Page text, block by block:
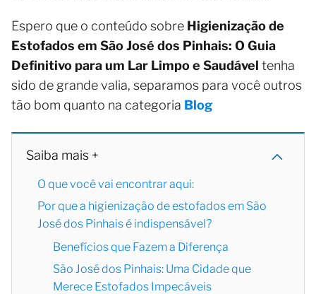
Espero que o conteúdo sobre Higienização de
Estofados em São José dos Pinhais: O Guia
Definitivo para um Lar Limpo e Saudável tenha
sido de grande valia, separamos para você outros
tão bom quanto na categoria Blog
Saiba mais +
O que você vai encontrar aqui:
Por que a higienização de estofados em São
José dos Pinhais é indispensável?
Benefícios que Fazem a Diferença
São José dos Pinhais: Uma Cidade que
Merece Estofados Impecáveis